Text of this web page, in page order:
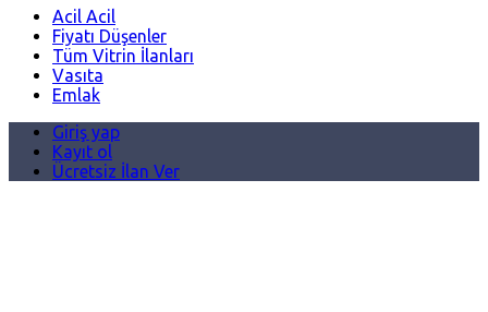
Acil Acil
Fiyatı Düşenler
Tüm Vitrin İlanları
Vasıta
Emlak
Giriş yap
Kayıt ol
Ücretsiz İlan Ver